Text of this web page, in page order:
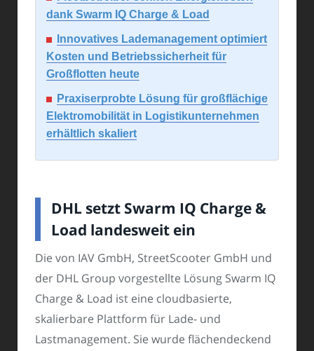
dank Swarm IQ Charge & Load
Innovatives Lademanagement optimiert
Kosten und Betriebssicherheit für
Großflotten heute
Praxiserprobte Lösung für großflächige
Elektromobilität in Logistikunternehmen
erhältlich skaliert
DHL setzt Swarm IQ Charge &
Load landesweit ein
Die von IAV GmbH, StreetScooter GmbH und
der DHL Group vorgestellte Lösung Swarm IQ
Charge & Load ist eine cloudbasierte,
skalierbare Plattform für Lade- und
Lastmanagement. Sie wurde flächendeckend